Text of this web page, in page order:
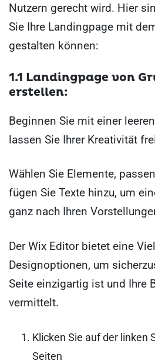
Nutzern gerecht wird. Hier
Sie Ihre Landingpage mit
gestalten können:
1.1 Landingpage von
erstellen:
Beginnen Sie mit einer
lassen Sie Ihrer Kreativität
Wählen Sie Elemente,
fügen Sie Texte hinzu, um
ganz nach Ihren
Der Wix Editor bietet eine
Designoptionen, um
Seite einzigartig ist und Ihre
vermittelt.
Klicken Sie auf der linken
Seiten